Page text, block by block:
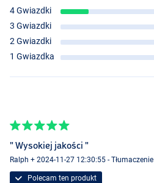
4 Gwiazdki
3 Gwiazdki
2 Gwiazdki
1 Gwiazdka
" Wysokiej jakości "
Ralph + 2024-11-27 12:30:55 - Tłumaczenie
Polecam ten produkt